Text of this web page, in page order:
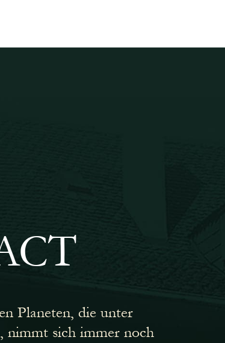
Planeten, die unter
nimmt sich immer noch